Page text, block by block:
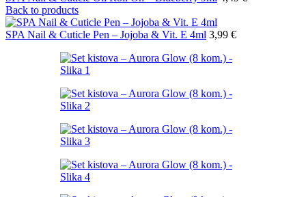
Back to products
SPA Nail & Cuticle Pen – Jojoba & Vit. E 4ml 3,99 €